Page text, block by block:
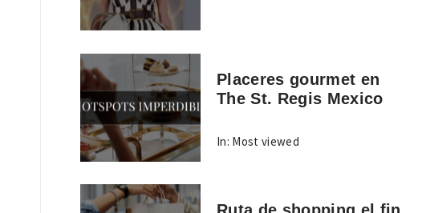
Placeres gourmet en
The St. Regis Mexico
In: Most viewed